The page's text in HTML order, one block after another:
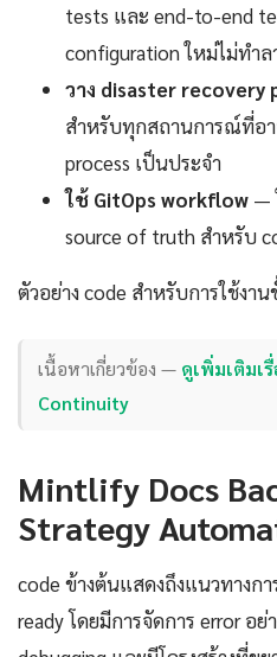
tests และ end-to-end
configuration ใหม่ไม่ทำ
วาง disaster recovery
สำหรับทุกสถานการณ์ที่อ
process เป็นประจำ
ใช้ GitOps workflow —
source of truth สำหรับ
ตัวอย่าง code สำหรับการใช้งาน
เนื้อหาเกี่ยวข้อง — ดูเพิ่มเติมเรื่
Continuity
Mintlify Docs
Strategy
code ข้างต้นแสดงถึงแนวทางก
ready โดยมีการจัดการ error อ